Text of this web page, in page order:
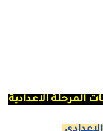
المرحلة الاعدادية